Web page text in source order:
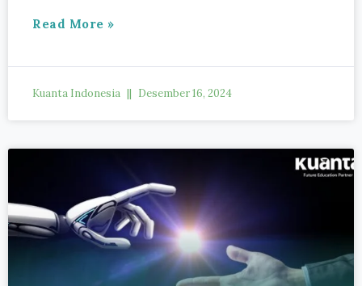
Read More »
Kuanta Indonesia Desember 16, 2024